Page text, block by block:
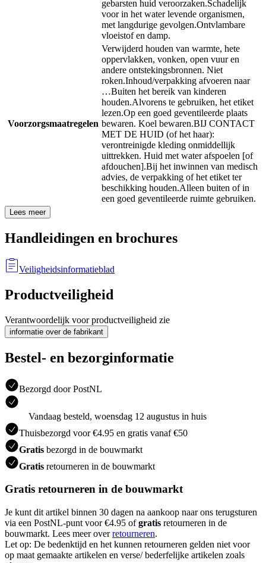
gebarsten huid veroorzaken.Schadelijk
voor in het water levende organismen,
met langdurige gevolgen.Ontvlambare
vloeistof en damp.
Voorzorgsmaatregelen
Verwijderd houden van warmte, hete
oppervlakken, vonken, open vuur en
andere ontstekingsbronnen. Niet
roken.Inhoud/verpakking afvoeren naar
…Buiten het bereik van kinderen
houden.Alvorens te gebruiken, het etiket
lezen.Op een goed geventileerde plaats
bewaren. Koel bewaren.BIJ CONTACT
MET DE HUID (of het haar):
verontreinigde kleding onmiddellijk
uittrekken. Huid met water afspoelen [of
afdouchen].Bij het inwinnen van medisch
advies, de verpakking of het etiket ter
beschikking houden.Alleen buiten of in
een goed geventileerde ruimte gebruiken.
Lees meer
Handleidingen en brochures
Veiligheidsinformatieblad
Productveiligheid
Verantwoordelijk voor productveiligheid zie
informatie over de fabrikant
Bestel- en bezorginformatie
Bezorgd door PostNL
Vandaag besteld, woensdag 12 augustus in huis
Thuisbezorgd voor €4.95 en gratis vanaf €50
Gratis bezorgd in de bouwmarkt
Gratis retourneren in de bouwmarkt
Gratis retourneren in de bouwmarkt
Je kunt dit artikel binnen 30 dagen na aankoop naar ons terugsturen
via een PostNL-punt voor €4.95 ofgratis retourneren in de
bouwmarkt. Lees meer overretourneren.
Let op: De bedenktijd en het kunnen retourneren gelden niet voor
op maat gemaakte artikelen en verse/ bederfelijke artikelen zoals